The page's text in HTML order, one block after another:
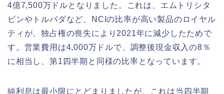
4億7,500万ドルとなりました。これは、エムトリシタ
ビンやトルバダなど、NCIの比率が高い製品のロイヤル
ティが、独占権の喪失により2021年に減少したためで
す。営業費用は4,000万ドルで、調整後現金収入の8％
に相当し、第1四半期と同様の比率となっています。
純利息は最小限にとどまりましたが、これは当四半期